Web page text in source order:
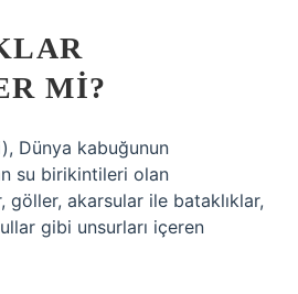
MI?
Dünya kabuğunun
su birikintileri olan
göller, akarsular ile bataklıklar,
gibi unsurları içeren